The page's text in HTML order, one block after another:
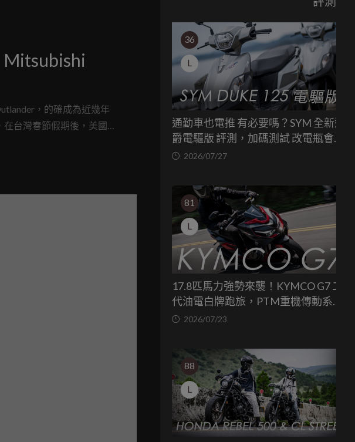
Mitsubishi
，的確成為近幾年
台灣春節假期後，美國
一種超大革新的全新感
36
L
通勤車也電推 有必要嗎？SYM 全新迪
爵電驅版 評測，加碼測試 改電瓶會更
省油嗎？
2026/07/27
81
L
17.8匹馬力強勢來襲！KYMCO G7 二
代油電白牌跑旅，PTM重機傳動系統
與8公斤減重的操控饗宴
2026/07/23
88
L